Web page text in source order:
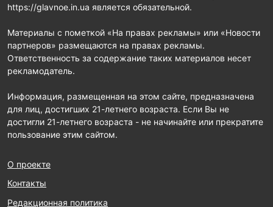
https://glavnoe.in.ua является обязательной.
Материалы с пометкой «На правах рекламы» или «Новости
партнеров» размещаются на правах рекламы.
Ответственность за содержание таких материалов несет
рекламодатель.
Информация, размещенная на этом сайте, предназначена
для лиц, достигших 21-летнего возраста. Если Вы не
достигли 21-летнего возраста - не начинайте или прекратите
пользование этим сайтом.
О проекте
Контакты
Редакционная политика